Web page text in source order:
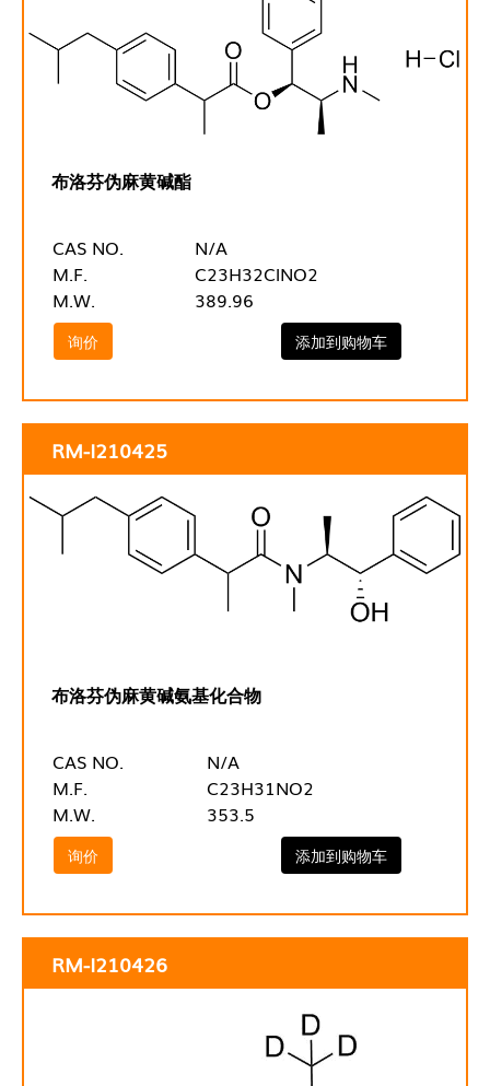
布洛芬伪麻黄碱酯
CAS NO.
N/A
M.F.
C23H32ClNO2
M.W.
389.96
询价 添加到购物车
RM-I210425
布洛芬伪麻黄碱氨基化合物
CAS NO.
N/A
M.F.
C23H31NO2
M.W.
353.5
询价 添加到购物车
RM-I210426